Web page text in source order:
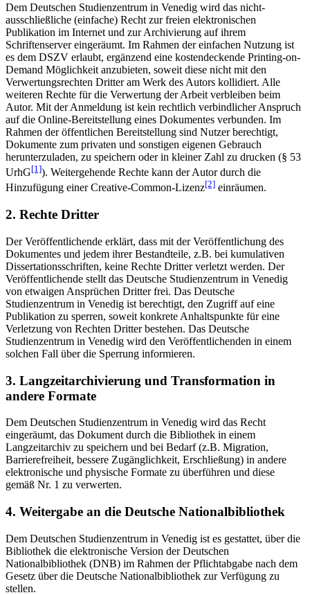
Dem Deutschen Studienzentrum in Venedig wird das nicht-
ausschließliche (einfache) Recht zur freien elektronischen
Publikation im Internet und zur Archivierung auf ihrem
Schriftenserver eingeräumt. Im Rahmen der einfachen Nutzung ist
es dem DSZV erlaubt, ergänzend eine kostendeckende Printing-on-
Demand Möglichkeit anzubieten, soweit diese nicht mit den
Verwertungsrechten Dritter am Werk des Autors kollidiert. Alle
weiteren Rechte für die Verwertung der Arbeit verbleiben beim
Autor. Mit der Anmeldung ist kein rechtlich verbindlicher Anspruch
auf die Online-Bereitstellung eines Dokumentes verbunden. Im
Rahmen der öffentlichen Bereitstellung sind Nutzer berechtigt,
Dokumente zum privaten und sonstigen eigenen Gebrauch
herunterzuladen, zu speichern oder in kleiner Zahl zu drucken (§ 53
UrhG[1]). Weitergehende Rechte kann der Autor durch die
Hinzufügung einer Creative-Common-Lizenz[2] einräumen.
2. Rechte Dritter
Der Veröffentlichende erklärt, dass mit der Veröffentlichung des
Dokumentes und jedem ihrer Bestandteile, z.B. bei kumulativen
Dissertationsschriften, keine Rechte Dritter verletzt werden. Der
Veröffentlichende stellt das Deutsche Studienzentrum in Venedig
von etwaigen Ansprüchen Dritter frei. Das Deutsche
Studienzentrum in Venedig ist berechtigt, den Zugriff auf eine
Publikation zu sperren, soweit konkrete Anhaltspunkte für eine
Verletzung von Rechten Dritter bestehen. Das Deutsche
Studienzentrum in Venedig wird den Veröffentlichenden in einem
solchen Fall über die Sperrung informieren.
3. Langzeitarchivierung und Transformation in
andere Formate
Dem Deutschen Studienzentrum in Venedig wird das Recht
eingeräumt, das Dokument durch die Bibliothek in einem
Langzeitarchiv zu speichern und bei Bedarf (z.B. Migration,
Barrierefreiheit, bessere Zugänglichkeit, Erschließung) in andere
elektronische und physische Formate zu überführen und diese
gemäß Nr. 1 zu verwerten.
4. Weitergabe an die Deutsche Nationalbibliothek
Dem Deutschen Studienzentrum in Venedig ist es gestattet, über die
Bibliothek die elektronische Version der Deutschen
Nationalbibliothek (DNB) im Rahmen der Pflichtabgabe nach dem
Gesetz über die Deutsche Nationalbibliothek zur Verfügung zu
stellen.